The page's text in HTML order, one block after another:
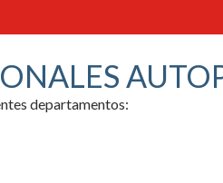
departamentos: